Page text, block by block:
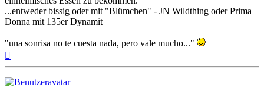
...entweder bissig oder mit "Blümchen" - JN Wildthing oder Prima
Donna mit 135er Dynamit
"una sonrisa no te cuesta nada, pero vale mucho..."